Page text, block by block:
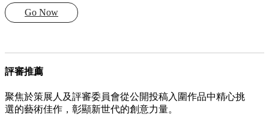
Go Now
評審推薦
聚焦於策展人及評審委員會從公開投稿入圍作品中精心挑
選的藝術佳作，彰顯新世代的創意力量。